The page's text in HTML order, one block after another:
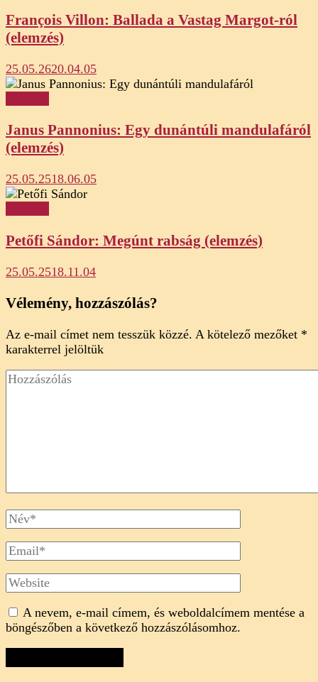
François Villon: Ballada a Vastag Margot-ról
(elemzés)
25.05.2620.04.05
Janus Pannonius: Egy dunántúli mandulafáról
(elemzés)
25.05.2518.06.05
Petőfi Sándor: Megúnt rabság (elemzés)
25.05.2518.11.04
Vélemény, hozzászólás?
Az e-mail címet nem tesszük közzé. A kötelező mezőket *
karakterrel jelöltük
Hozzászólás
Full
Name
Email
Website
A nevem, e-mail címem, és weboldalcímem mentése a
böngészőben a következő hozzászólásomhoz.